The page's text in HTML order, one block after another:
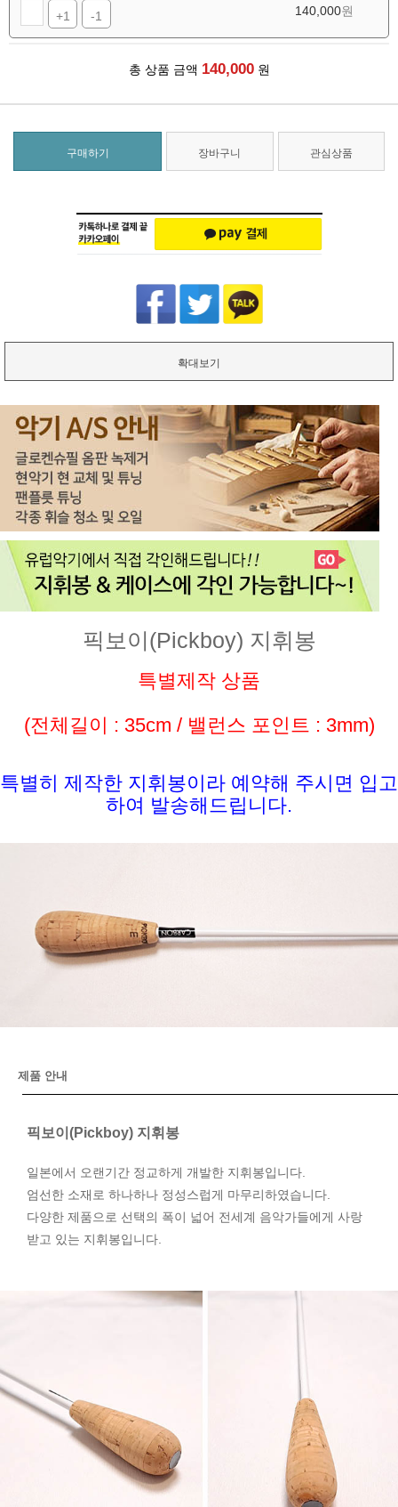
+1 -1 140,000원
총 상품 금액 140,000 원
구매하기 장바구니 관심상품
확대보기
픽보이(Pickboy) 지휘봉
특별제작 상품
(전체길이 : 35cm / 밸런스 포인트 : 3mm)
특별히 제작한 지휘봉이라 예약해 주시면 입고
하여 발송해드립니다.
제품 안내
픽보이(Pickboy) 지휘봉
일본에서 오랜기간 정교하게 개발한 지휘봉입니다.
엄선한 소재로 하나하나 정성스럽게 마무리하였습니다.
다양한 제품으로 선택의 폭이 넓어 전세계 음악가들에게 사랑
받고 있는 지휘봉입니다.